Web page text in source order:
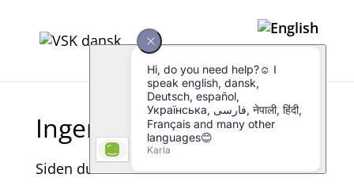
Ingen resultater fundet
Siden du anmodede om kunne ikke